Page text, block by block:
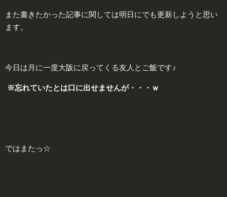
また書きたかった記事に関しては明日にでも更新しようと思い
ます。
今日は月に一度大阪に戻ってくる友人とご飯です♪
※忘れていたとは口に出せませんが・・・ｗ
ではまたっ☆